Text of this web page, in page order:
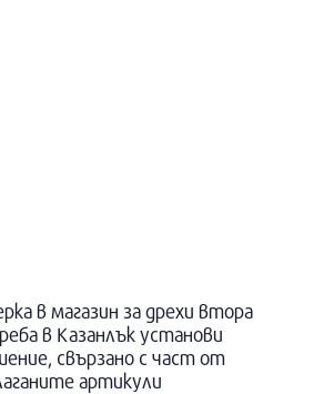
в магазин за дрехи втора
в Казанлък установи
свързано с част от
артикули